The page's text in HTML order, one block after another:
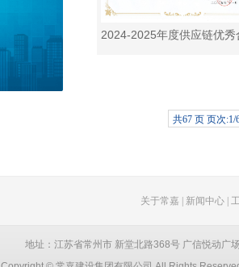
共67 页 页次:1/
关于常嘉 新闻中心
地址：江苏省常州市 新堂北路368号 广信悦动